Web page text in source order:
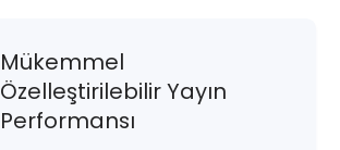
Mükemmel
Özelleştirilebilir Yayın
Performansı